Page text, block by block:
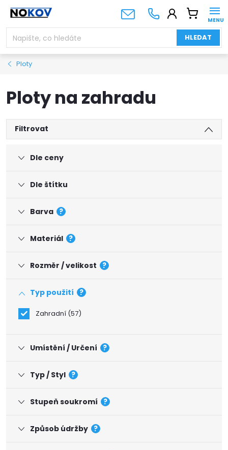
Přejít
obsah
HLEDAT
NÁKUPNÍ
KOŠÍK
Ploty
Ploty na zahradu
Filtrovat
Dle ceny
Dle štítku
Barva ?
Materiál ?
Rozměr / velikost ?
Typ použití ?
Zahradní 57
Umístění / Určení ?
Typ / Styl ?
Stupeň soukromí ?
Způsob údržby ?